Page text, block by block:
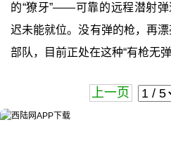
的“獠牙”——可靠的远程潜射
迟未能就位。没有弹的枪，再
部队，目前正处在这种“有枪无弹
上一页